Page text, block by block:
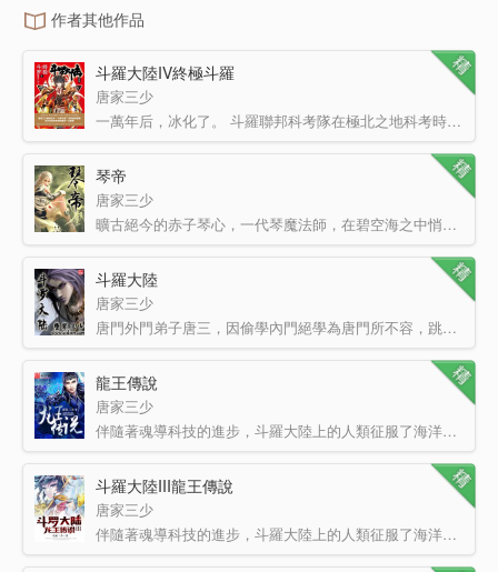
作者其他作品
斗羅大陸IV終極斗羅
唐家三少
一萬年后，冰化了。 斗羅聯邦科考隊在極北之地科考時發現了一個有著金銀雙色花紋的蛋，用儀器探察之后…
琴帝
唐家三少
曠古絕今的赤子琴心，一代琴魔法師，在碧空海之中悄然誕生。這將是一個單純的少年，逐漸成為琴中帝王的故事…
斗羅大陸
唐家三少
唐門外門弟子唐三，因偷學內門絕學為唐門所不容，跳崖明志時卻來到了另一個世界，一個屬于武魂的世界。名叫…
龍王傳說
唐家三少
伴隨著魂導科技的進步，斗羅大陸上的人類征服了海洋，又發現了兩片大陸。魂獸也隨著人類魂師的獵殺無度走向…
斗羅大陸III龍王傳說
唐家三少
伴隨著魂導科技的進步，斗羅大陸上的人類征服了海洋，又發現了兩片大陸。魂獸也隨著人類魂師的獵殺無度走向…